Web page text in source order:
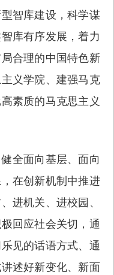
智库建设，科学谋
库有序发展，着力
合理的中国特色新
义学院、建强马克
素质的马克思主义
全面向基层、面向
在创新机制中推进
进机关、进校园、
回应社会关切，通
见的话语方式、通
述好新变化、新面